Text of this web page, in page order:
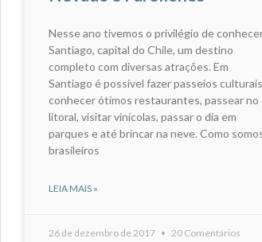
Nesse ano tivemos o privilégio de
Santiago, capital do Chile, um destino
completo com diversas atrações. Em
Santiago é possível fazer passeios
conhecer ótimos restaurantes, passear no
litoral, visitar vinícolas, passar o dia em
parques e até brincar na neve. Como
brasileiros
LEIA MAIS »
26 de dezembro de 2017 20 Comentários